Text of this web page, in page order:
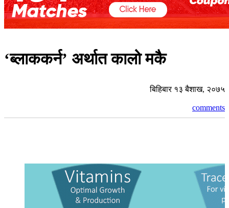
‘ब्लाककर्न’ अर्थात कालो मकै
बिहिबार १३ बैशाख, २०७५
comments